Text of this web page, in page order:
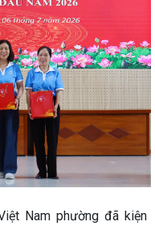
Nam phường đã kiện